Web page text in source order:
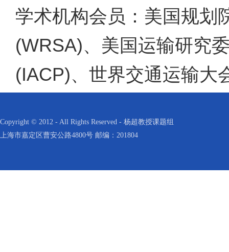
学术机构会员：美国规划
(WRSA)、美国运输研究
(IACP)、世界交通运输大
Copyright © 2012 - All Rights Reserved - 杨超教授课题组
上海市嘉定区曹安公路4800号 邮编：201804